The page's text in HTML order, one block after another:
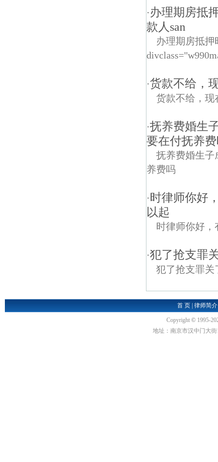
·办理期房抵
款人san
办理期房抵
·货款不给，
货款不给，现
·抚养费婚生
要在付抚养
抚养费婚生子
养费吗
·时律师你好
以起
时律师你好，
·犯了抢支罪
犯了抢支罪关
首 页 |律师简介
Copyright © 1995-
地址：南京市汉中门大街